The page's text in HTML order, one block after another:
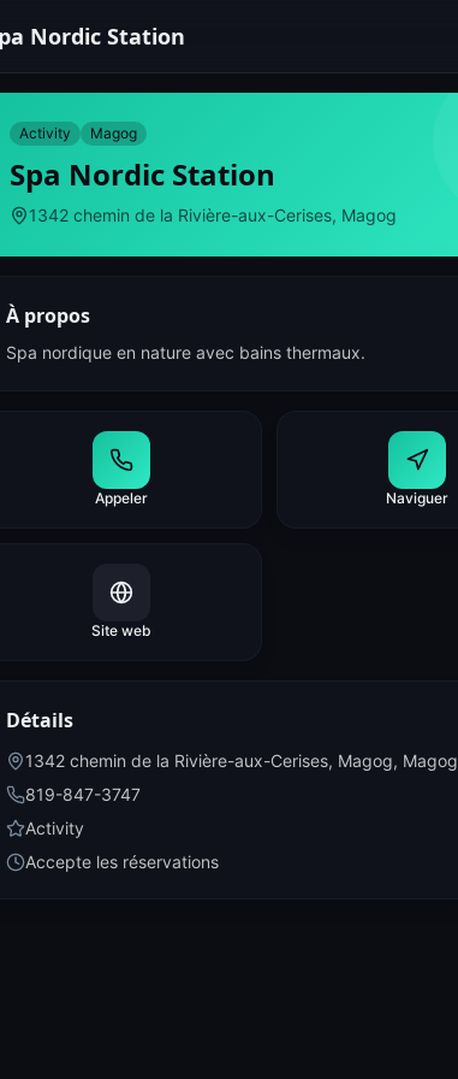
Nordic Station
Activity Magog
Spa Nordic Station
1342 chemin de la Rivière-aux-Cerises, Magog
À propos
Spa nordique en nature avec bains thermaux.
Appeler Naviguer
Site web
Détails
1342 chemin de la Rivière-aux-Cerises, Magog, Magog
819-847-3747
Activity
Accepte les réservations